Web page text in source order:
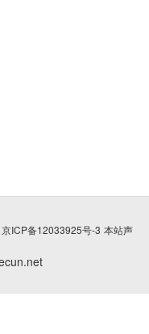
京ICP备12033925号-3 本站声